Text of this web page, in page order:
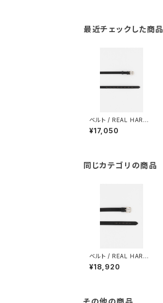
最近チェックした商品
ベルト / REAL HARNE
SS(リアル ハーネス) /
18mm幅 / Plain Stirr
¥17,050
同じカテゴリの商品
ベルト / REAL HARNE
SS(リアル ハーネス) /
28mm幅 / Plain Bridl
¥18,920